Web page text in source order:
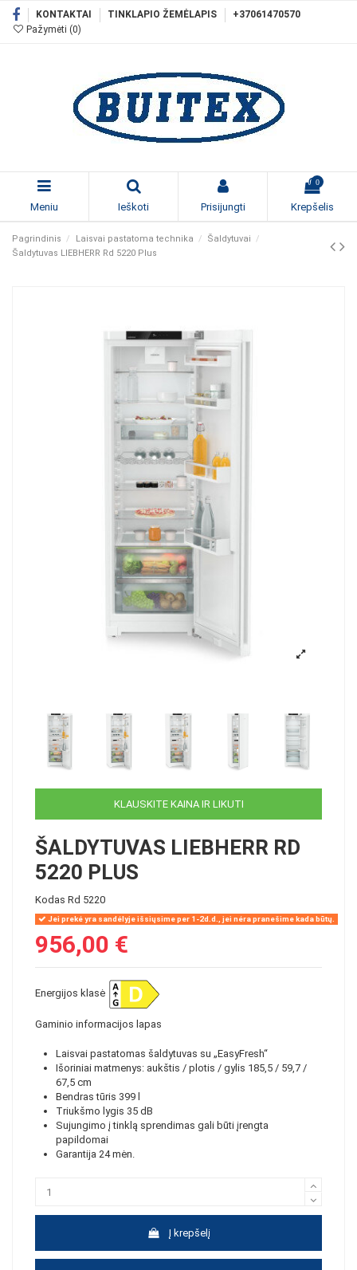
KONTAKTAI TINKLAPIO ŽEMĖLAPIS
+37061470570
Pažymėti (0)
Meniu Ieškoti Prisijungti
0
Krepšelis
Pagrindinis Laisvai pastatoma technika
Šaldytuvai
Šaldytuvas LIEBHERR Rd 5220 Plus
KLAUSKITE KAINA IR LIKUTI
ŠALDYTUVAS LIEBHERR RD
5220 PLUS
Kodas Rd 5220
Jei prekė yra sandėlyje išsiųsime per 1-2d.d., jei nėra pranešime kada būtų.
956,00 €
Energijos klasė
Gaminio informacijos lapas
Laisvai pastatomas šaldytuvas su „EasyFresh“
Išoriniai matmenys: aukštis / plotis / gylis 185,5 / 59,7 /
67,5 cm
Bendras tūris 399 l
Triukšmo lygis 35 dB
Sujungimo į tinklą sprendimas gali būti įrengta
papildomai
Garantija 24 mėn.
Į krepšelį